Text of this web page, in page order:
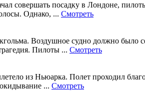
совершать посадку в Лондоне,
Однако, ... Смотреть
Воздушное судно должно было
Пилоты ... Смотреть
из Ньюарка. Полет проходил
... Смотреть